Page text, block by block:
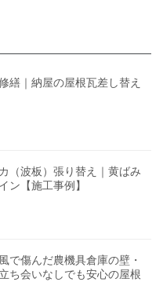
繕｜納屋の屋根瓦差し替え
（波板）張り替え｜黄ばみ
ン【施工事例】
で傷んだ農機具倉庫の壁・
ち会いなしでも安心の屋根